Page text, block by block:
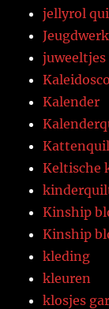
jellyrol
Jeugdwerk
juweeltjes
Kalender
Keltische
Kinship
Kinship
kleding
kleuren
klosjes